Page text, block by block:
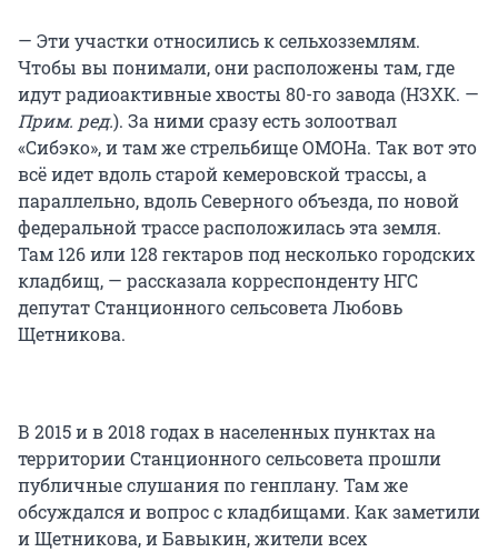
— Эти участки относились к сельхозземлям.
Чтобы вы понимали, они расположены там, где
идут радиоактивные хвосты 80-го завода (НЗХК. —
Прим. ред.). За ними сразу есть золоотвал
«Сибэко», и там же стрельбище ОМОНа. Так вот это
всё идет вдоль старой кемеровской трассы, а
параллельно, вдоль Северного объезда, по новой
федеральной трассе расположилась эта земля.
Там 126 или 128 гектаров под несколько городских
кладбищ, — рассказала корреспонденту НГС
депутат Станционного сельсовета Любовь
Щетникова.
В 2015 и в 2018 годах в населенных пунктах на
территории Станционного сельсовета прошли
публичные слушания по генплану. Там же
обсуждался и вопрос с кладбищами. Как заметили
и Щетникова, и Бавыкин, жители всех